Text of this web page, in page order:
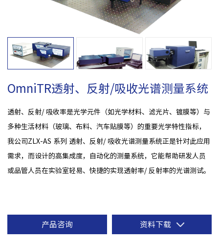
OmniTR透射、反射/吸收光谱测量系统
透射、反射/ 吸收率是光学元件（如光学材料、滤光片、镀膜等）与
多种生活材料（玻璃、布料、汽车贴膜等）的重要光学特性指标，
我公司ZLX-AS 系列 透射、反射/ 吸收光谱测量系统正是针对此应用
需求，而设计的高集成度，自动化的测量系统，它能帮助研发人员
或品管人员在实验室轻易、快捷的实现透射率/ 反射率的光谱测试。
产品咨询 资料下载